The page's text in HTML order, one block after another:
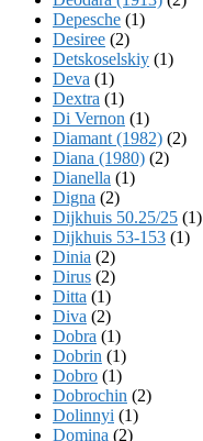
Depesche (1)
Desiree (2)
Detskoselskiy (1)
Deva (1)
Dextra (1)
Di Vernon (1)
Diamant (1982) (2)
Diana (1980) (2)
Dianella (1)
Digna (2)
Dijkhuis 50.25/25 (1)
Dijkhuis 53-153 (1)
Dinia (2)
Dirus (2)
Ditta (1)
Diva (2)
Dobra (1)
Dobrin (1)
Dobro (1)
Dobrochin (2)
Dolinnyi (1)
Domina (2)